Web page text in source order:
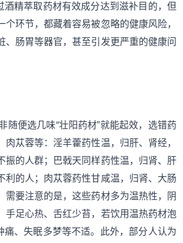
精萃取药材有效成分达到滋补目的，但
环节，都藏着容易被忽略的健康风险，
肠胃等器官，甚至引发更严重的健康问
便选几味“壮阳药材”就能起效，选错药
苁蓉等：淫羊藿药性温，归肝、肾经，
振的人群；巴戟天同样药性温，归肾、肝
的人；肉苁蓉药性甘咸温，归肾、大肠
要注意的是，这些药材多为温热性，阴
足心热、舌红少苔，若饮用温热药材泡
痛、失眠多梦等不适。此外，部分人认为